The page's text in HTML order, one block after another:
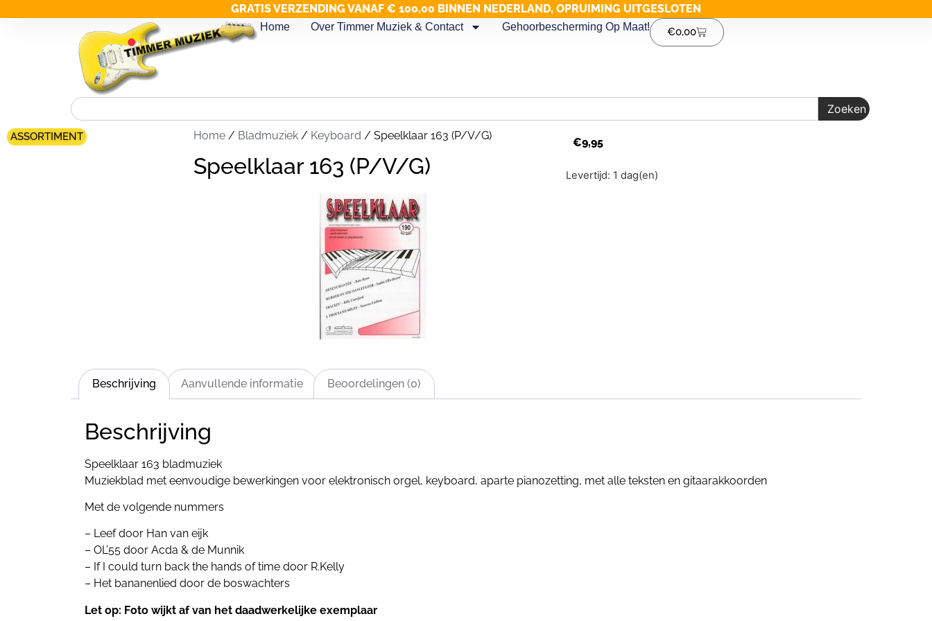
GRATIS VERZENDING VANAF € 100,00 BINNEN NEDERLAND, OPRUIMING UITGESLOTEN
Home Over Timmer Muziek & Contact Gehoorbescherming Op Maat! €0,00
Zoeken
ASSORTIMENT Home/ Bladmuziek/ Keyboard / Speelklaar 163 (P/V/G)
Speelklaar 163 (P/V/G)
€9,95
Levertijd: 1 dag(en)
Beschrijving Aanvullende informatie Beoordelingen (0)
Beschrijving
Speelklaar 163 bladmuziek
Muziekblad met eenvoudige bewerkingen voor elektronisch orgel, keyboard, aparte pianozetting, met alle teksten en gitaarakkoorden
Met de volgende nummers
– Leef door Han van eijk
– OL’55 door Acda & de Munnik
– If I could turn back the hands of time door R.Kelly
– Het bananenlied door de boswachters
Let op: Foto wijkt af van het daadwerkelijke exemplaar